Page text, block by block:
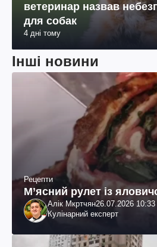
ветеринар назвав
для собак
4 дні тому
Інші новини
Рецепти
М’ясний рулет із
Алік Мкртчян26.07.2026 10:33
Кулінарний експерт